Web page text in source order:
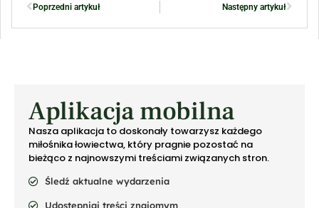
Poprzedni artykuł Następny artykuł
Aplikacja mobilna
Nasza aplikacja to doskonały towarzysz każdego
miłośnika łowiectwa, który pragnie pozostać na
bieżąco z najnowszymi treściami związanych stron.
Śledź aktualne wydarzenia
Udostępniaj treści znajomym